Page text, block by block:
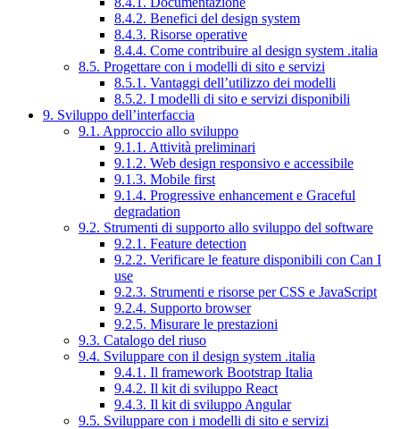
8.4.2. Benefici del design system
8.4.3. Risorse operative
8.4.4. Come contribuire al design system .italia
8.5. Progettare con i modelli di sito e servizi
8.5.1. Vantaggi dell’utilizzo dei modelli
8.5.2. I modelli di sito e servizi disponibili
9. Sviluppo dell’interfaccia
9.1. Approccio allo sviluppo
9.1.1. Attività preliminari
9.1.2. Web design responsivo e accessibile
9.1.3. Mobile first
9.1.4. Progressive enhancement e Graceful
degradation
9.2. Strumenti di supporto allo sviluppo del software
9.2.1. Feature detection
9.2.2. Verificare le feature disponibili con Can I
use
9.2.3. Strumenti e risorse per CSS e JavaScript
9.2.4. Supporto browser
9.2.5. Misurare le prestazioni
9.3. Catalogo del riuso
9.4. Sviluppare con il design system .italia
9.4.1. Il framework Bootstrap Italia
9.4.2. Il kit di sviluppo React
9.4.3. Il kit di sviluppo Angular
9.5. Sviluppare con i modelli di sito e servizi